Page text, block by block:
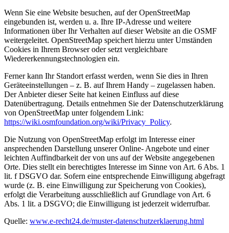
Wenn Sie eine Website besuchen, auf der OpenStreetMap
eingebunden ist, werden u. a. Ihre IP-Adresse und weitere
Informationen über Ihr Verhalten auf dieser Website an die OSMF
weitergeleitet. OpenStreetMap speichert hierzu unter Umständen
Cookies in Ihrem Browser oder setzt vergleichbare
Wiedererkennungstechnologien ein.
Ferner kann Ihr Standort erfasst werden, wenn Sie dies in Ihren
Geräteeinstellungen – z. B. auf Ihrem Handy – zugelassen haben.
Der Anbieter dieser Seite hat keinen Einfluss auf diese
Datenübertragung. Details entnehmen Sie der Datenschutzerklärung
von OpenStreetMap unter folgendem Link:
https://wiki.osmfoundation.org/wiki/Privacy_Policy.
Die Nutzung von OpenStreetMap erfolgt im Interesse einer
ansprechenden Darstellung unserer Online- Angebote und einer
leichten Auffindbarkeit der von uns auf der Website angegebenen
Orte. Dies stellt ein berechtigtes Interesse im Sinne von Art. 6 Abs. 1
lit. f DSGVO dar. Sofern eine entsprechende Einwilligung abgefragt
wurde (z. B. eine Einwilligung zur Speicherung von Cookies),
erfolgt die Verarbeitung ausschließlich auf Grundlage von Art. 6
Abs. 1 lit. a DSGVO; die Einwilligung ist jederzeit widerrufbar.
Quelle: www.e-recht24.de/muster-datenschutzerklaerung.html